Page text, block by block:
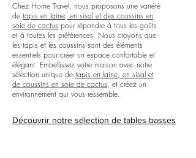
Chez Home Travel, nous proposons une variété
de tapis en laine, en sisal et des coussins en
soie de cactus pour répondre à tous les goûts
et à toutes les préférences. Nous croyons que
les tapis et les coussins sont des éléments
essentiels pour créer un espace confortable et
élégant. Embellissez votre maison avec notre
sélection unique de tapis en laine, en sisal et
de coussins en soie de cactus, et créez un
environnement qui vous ressemble.
Découvrir notre sélection de tables basses